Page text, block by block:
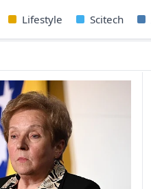
Lifestyle Scitech